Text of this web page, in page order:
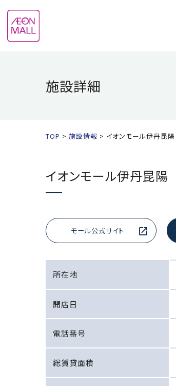
施設詳細
TOP 施設情報 イオンモール伊丹昆陽
イオンモール伊丹昆陽
モール公式サイト
所在地
開店日
電話番号
総賃貸面積